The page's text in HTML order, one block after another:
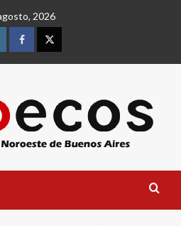
2026
FacebookTwitter